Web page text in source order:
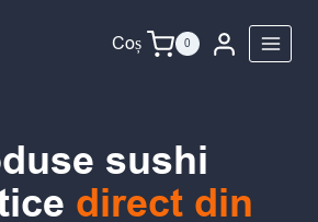
Coș 0
sushi
direct din